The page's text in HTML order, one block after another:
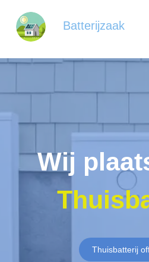
Batterijzaak
Wij
Thuisbatterij